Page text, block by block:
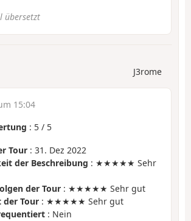
übersetzt
J3rome
15:04
: 5 / 5
Tour : 31. Dez 2022
der Beschreibung : ★★★★★ Sehr
der Tour : ★★★★★ Sehr gut
Tour : ★★★★★ Sehr gut
: Nein